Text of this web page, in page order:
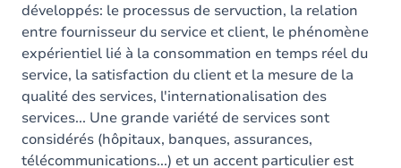
développés: le processus de servuction, la relation
entre fournisseur du service et client, le phénomène
expérientiel lié à la consommation en temps réel du
service, la satisfaction du client et la mesure de la
qualité des services, l'internationalisation des
services... Une grande variété de services sont
considérés (hôpitaux, banques, assurances,
télécommunications...) et un accent particulier est